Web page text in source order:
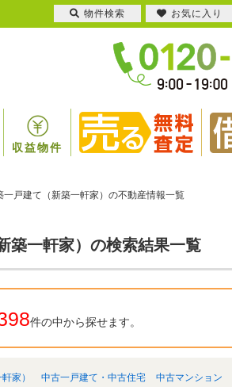
収益物件
一戸建て（新築一軒家）の不動産情報一覧
築一軒家）の検索結果一覧
件の中から探せます。
家） 中古一戸建て・中古住宅 中古マンション
物件検索 お気に入り